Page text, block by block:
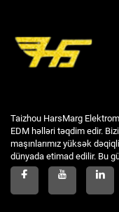
Taizhou HarsMarg
EDM həlləri təqdim edir.
maşınlarımız yüksək
dünyada etimad edilir. Bu